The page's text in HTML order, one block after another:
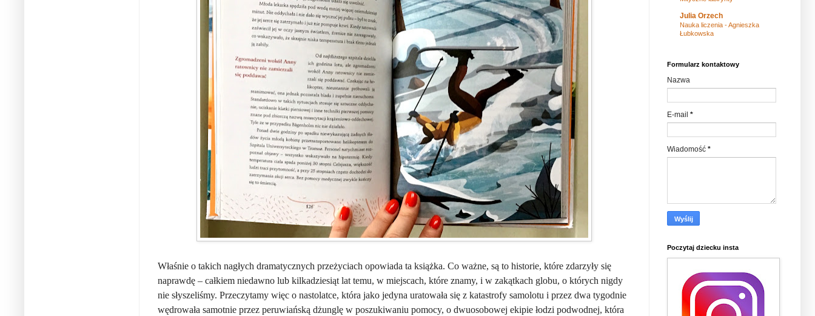
Właśnie o takich nagłych dramatycznych przeżyciach opowiada ta książka. Co ważne, są to historie, które zdarzyły się
naprawdę – całkiem niedawno lub kilkadziesiąt lat temu, w miejscach, które znamy, i w zakątkach globu, o których nigdy
nie słyszeliśmy. Przeczytamy więc o nastolatce, która jako jedyna uratowała się z katastrofy samolotu i przez dwa tygodnie
wędrowała samotnie przez peruwiańską dżunglę w poszukiwaniu pomocy, o dwuosobowej ekipie łodzi podwodnej, która
Julia Orzech
Nauka liczenia - Agnieszka
Łubkowska
Formularz kontaktowy
Nazwa
E-mail *
Wiadomość *
Poczytaj dziecku insta